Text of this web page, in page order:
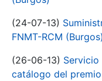
(24-07-13)
FNMT-RCM (Burgos)
(26-06-13)
catálogo del